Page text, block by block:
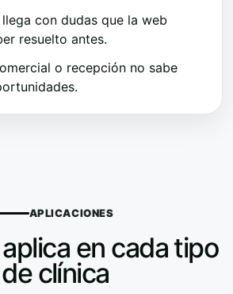
con dudas que la web
resuelto antes.
o recepción no sabe
APLICACIONES
en cada tipo
de clínica